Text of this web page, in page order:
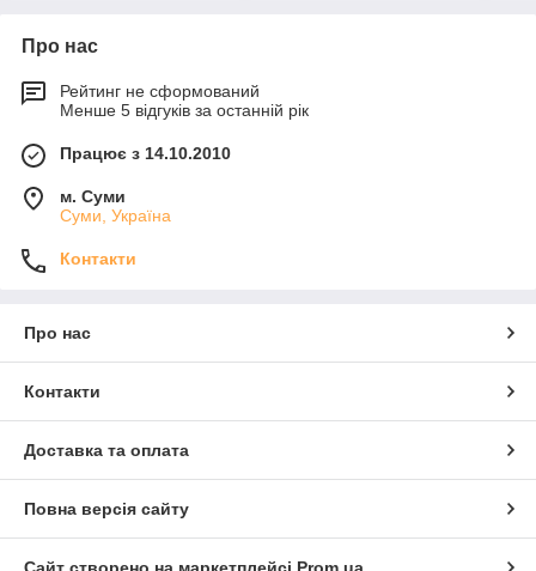
Про нас
Рейтинг не сформований
Менше 5 відгуків за останній рік
Працює з 14.10.2010
м. Суми
Суми, Україна
Контакти
Про нас
Контакти
Доставка та оплата
Повна версія сайту